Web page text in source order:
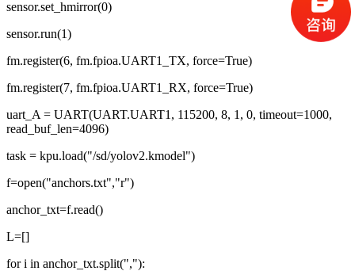
sensor.set_hmirror(0)
sensor.run(1)
fm.register(6, fm.fpioa.UART1_TX, force=True)
fm.register(7, fm.fpioa.UART1_RX, force=True)
uart_A = UART(UART.UART1, 115200, 8, 1, 0, timeout=1000,
read_buf_len=4096)
task = kpu.load("/sd/yolov2.kmodel")
f=open("anchors.txt","r")
anchor_txt=f.read()
L=[]
for i in anchor_txt.split(","):